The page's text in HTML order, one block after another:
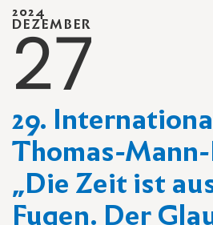
29.
Thomas-
„Die Zeit ist
Fugen. Der
2024
DEZEMBER
27